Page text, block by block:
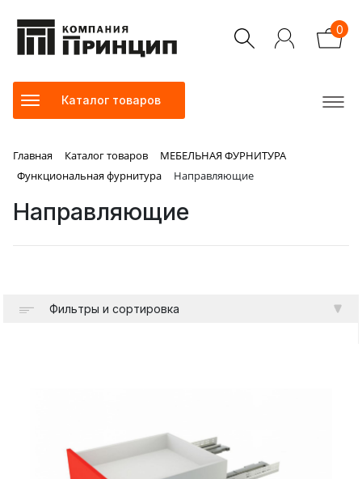
0
Каталог товаров
Главная Каталог товаров
МЕБЕЛЬНАЯ ФУРНИТУРА
Функциональная фурнитура
Направляющие
Направляющие
Фильтры и сортировка